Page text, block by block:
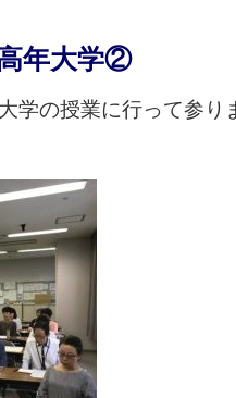
年大学②
学の授業に行って参り